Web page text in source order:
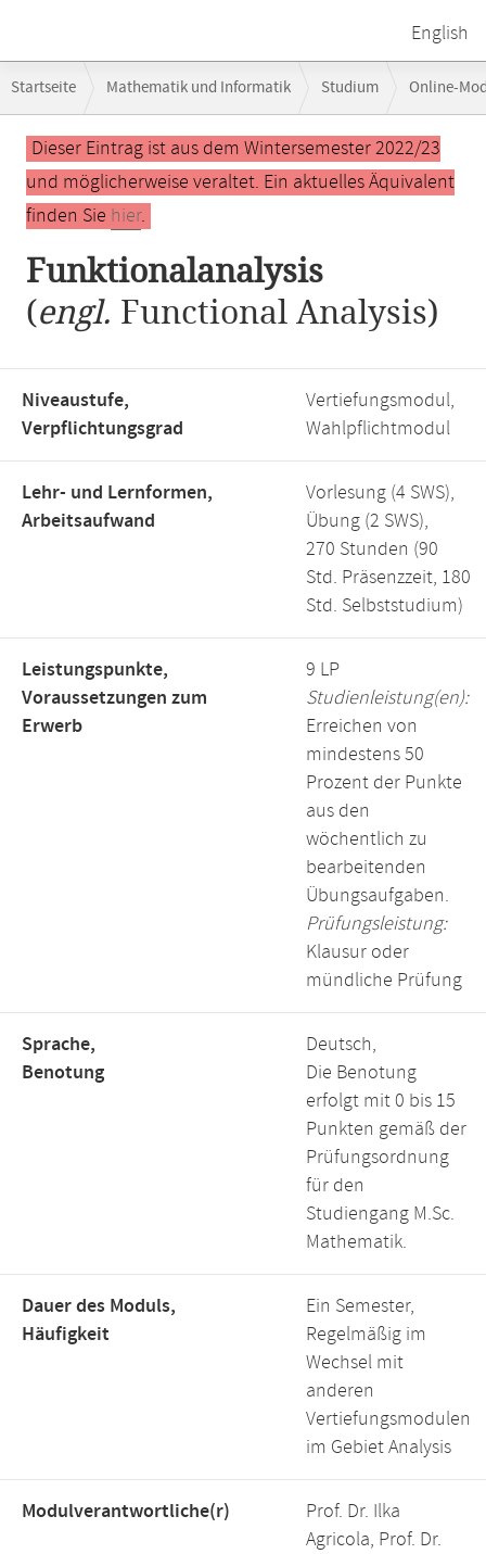
English
Navigation
Startseite Mathematik und Informatik Studium Online-
Funktionalanalysis
Hauptinhalt
Dieser Eintrag ist aus dem Wintersemester 2022/23
und möglicherweise veraltet. Ein aktuelles Äquivalent
finden Sie hier.
Funktionalanalysis
(engl. Functional Analysis)
Niveaustufe,
Verpflichtungsgrad
Vertiefungsmodul,
Wahlpflichtmodul
Lehr- und Lernformen,
Arbeitsaufwand
Vorlesung (4 SWS),
Übung (2 SWS),
270 Stunden (90
Std. Präsenzzeit, 180
Std. Selbststudium)
Leistungspunkte,
Voraussetzungen zum
Erwerb
9 LP
Studienleistung(en):
Erreichen von
mindestens 50
Prozent der Punkte
aus den
wöchentlich zu
bearbeitenden
Übungsaufgaben.
Prüfungsleistung:
Klausur oder
mündliche Prüfung
Sprache,
Benotung
Deutsch,
Die Benotung
erfolgt mit 0 bis 15
Punkten gemäß der
Prüfungsordnung
für den
Studiengang M.Sc.
Mathematik.
Dauer des Moduls,
Häufigkeit
Ein Semester,
Regelmäßig im
Wechsel mit
anderen
Vertiefungsmodulen
im Gebiet Analysis
Modulverantwortliche(r)
Prof. Dr. Ilka
Agricola, Prof. Dr.